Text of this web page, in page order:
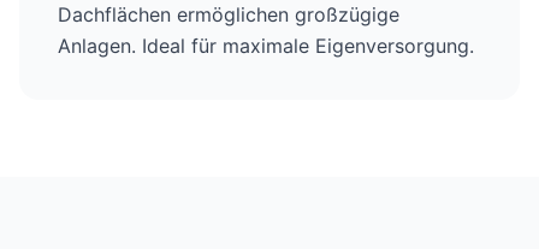
Dachflächen ermöglichen großzügige
Anlagen. Ideal für maximale Eigenversorgung.